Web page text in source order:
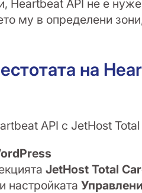
Heartbeat API не е
му в определени
на
API с JetHost
JetHost Total
настройката